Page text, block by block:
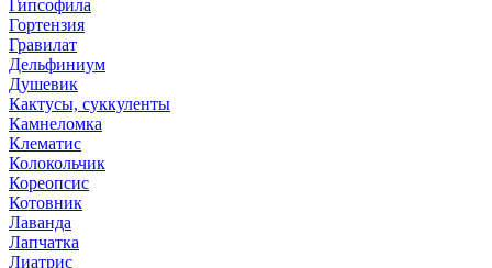
Гипсофила
Гортензия
Гравилат
Дельфиниум
Душевик
Кактусы, суккуленты
Камнеломка
Клематис
Колокольчик
Кореопсис
Котовник
Лаванда
Лапчатка
Лиатрис